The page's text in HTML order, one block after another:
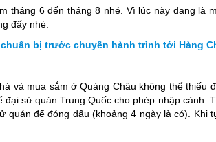
tháng 6 đến tháng 8 nhé. Vì lúc này đang là
đấy nhé.
bị trước chuyến hành trình tới Hàng
và mua sắm ở Quảng Châu không thể
đại sứ quánTrung Quốc cho phép nhập cảnh.
quán để đóng dấu (khoảng 4 ngày là có). Khi